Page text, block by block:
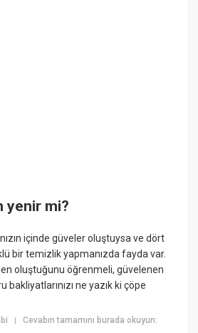
yenir mi?
içinde güveler oluştuysa ve dört
bir temizlik yapmanızda fayda var.
oluştuğunu öğrenmeli, güvelenen
bakliyatlarınızı ne yazık ki çöpe
|Cevabın tamamını burada okuyun: